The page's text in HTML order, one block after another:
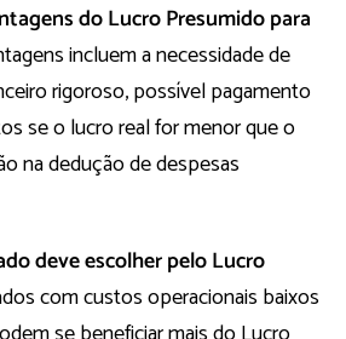
do Lucro Presumido para
incluem a necessidade de
rigoroso, possível pagamento
se o lucro real for menor que o
na dedução de despesas
deve escolher pelo Lucro
com custos operacionais baixos